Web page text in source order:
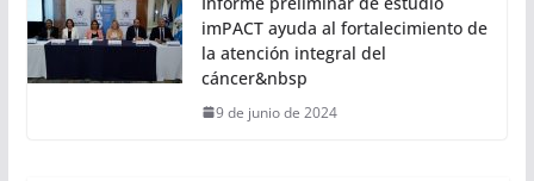
imPACT ayuda al fortalecimiento de
la atención integral del
cáncer&nbsp
9 de junio de 2024